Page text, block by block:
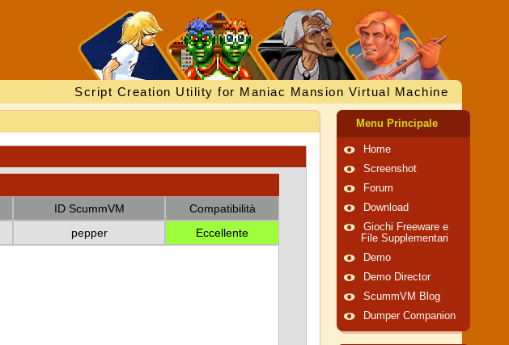
Script Creation Utility for Maniac Mansion Virtual Machine
ID ScummVM
Compatibilità
pepper Eccellente
Menu Principale
Home
Screenshot
Forum
Download
Giochi Freeware e
File Supplementari
Demo
Demo Director
ScummVM Blog
Dumper Companion